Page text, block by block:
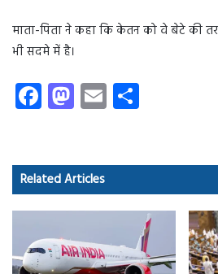
माता-पिता ने कहा कि केतन को वे बेटे की
भी सदमे में है।
Fa
ce
o
ok
M
as
d
o
E
m
Related Articles